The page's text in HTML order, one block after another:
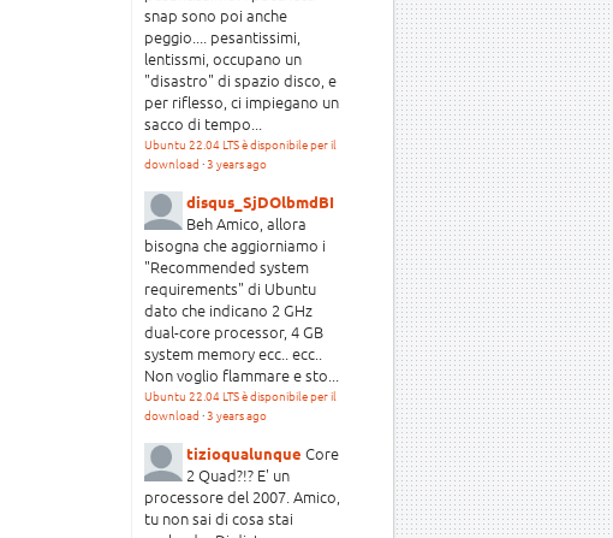
snap sono poi anche
peggio.... pesantissimi,
lentissmi, occupano un
"disastro" di spazio disco, e
per riflesso, ci impiegano un
sacco di tempo...
Ubuntu 22.04 LTS è disponibile per il
download ·3 years ago
disqus_SjDOlbmdBI
Beh Amico, allora
bisogna che aggiorniamo i
"Recommended system
requirements" di Ubuntu
dato che indicano 2 GHz
dual-core processor, 4 GB
system memory ecc.. ecc..
Non voglio flammare e sto...
Ubuntu 22.04 LTS è disponibile per il
download ·3 years ago
tizioqualunque Core
2 Quad?!? E' un
processore del 2007. Amico,
tu non sai di cosa stai